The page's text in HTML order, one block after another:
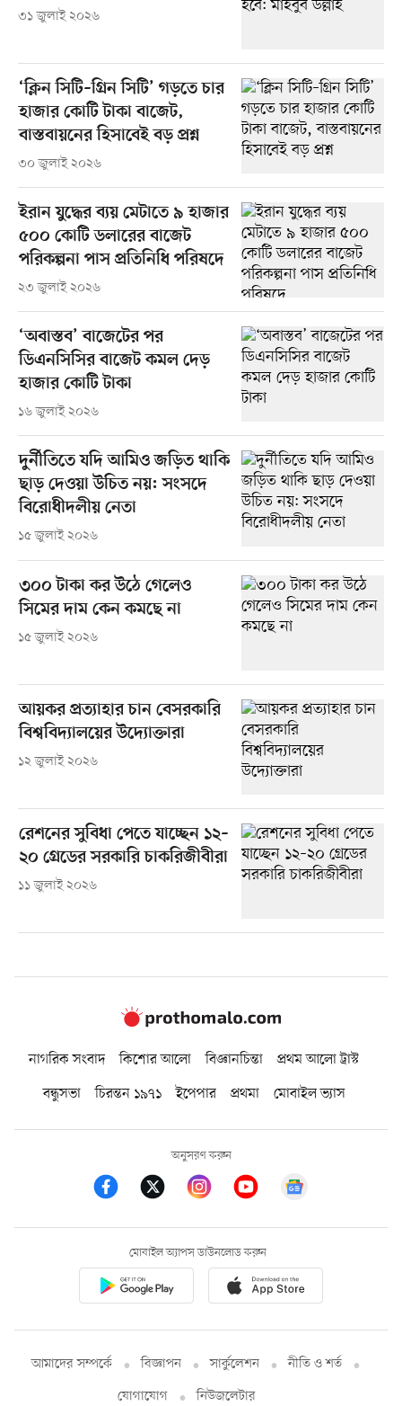
৩১ জুলাই ২০২৬
‘ক্লিন সিটি–গ্রিন সিটি’ গড়তে চার
হাজার কোটি টাকা বাজেট,
বাস্তবায়নের হিসাবেই বড় প্রশ্ন
৩০ জুলাই ২০২৬
ইরান যুদ্ধের ব্যয় মেটাতে ৯ হাজার
৫০০ কোটি ডলারের বাজেট
পরিকল্পনা পাস প্রতিনিধি পরিষদে
২৩ জুলাই ২০২৬
‘অবাস্তব’ বাজেটের পর
ডিএনসিসির বাজেট কমল দেড়
হাজার কোটি টাকা
১৬ জুলাই ২০২৬
দুর্নীতিতে যদি আমিও জড়িত থাকি
ছাড় দেওয়া উচিত নয়: সংসদে
বিরোধীদলীয় নেতা
১৫ জুলাই ২০২৬
৩০০ টাকা কর উঠে গেলেও
সিমের দাম কেন কমছে না
১৫ জুলাই ২০২৬
আয়কর প্রত্যাহার চান বেসরকারি
বিশ্ববিদ্যালয়ের উদ্যোক্তারা
১২ জুলাই ২০২৬
রেশনের সুবিধা পেতে যাচ্ছেন ১২–
২০ গ্রেডের সরকারি চাকরিজীবীরা
১১ জুলাই ২০২৬
নাগরিক সংবাদ কিশোর আলো বিজ্ঞানচিন্তা
প্রথম আলো ট্রাস্ট
বন্ধুসভা
চিরন্তন ১৯৭১ ইপেপার প্রথমা মোবাইল ভ্যাস
অনুসরণ করুন
মোবাইল অ্যাপস ডাউনলোড করুন
আমাদের সম্পর্কে বিজ্ঞাপন সার্কুলেশন
নীতি ও শর্ত
যোগাযোগ
নিউজলেটার